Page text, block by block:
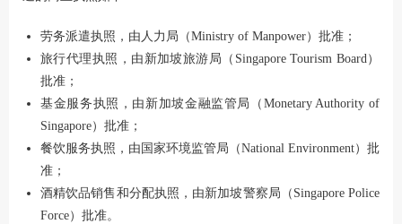
劳务派遣执照，由人力局（Ministry of Manpower）批准；
旅行代理执照，由新加坡旅游局（Singapore Tourism Board）
批准；
基金服务执照，由新加坡金融监管局（Monetary Authority of
Singapore）批准；
餐饮服务执照，由国家环境监管局（National Environment）批
准；
酒精饮品销售和分配执照，由新加坡警察局（Singapore Police
Force）批准。